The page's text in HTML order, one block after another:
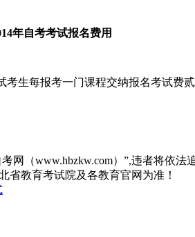
年自考考试报名费用
生每报考一门课程交纳报名考试费贰
网（www.hbzkw.com）”,违者将依法
省教育考试院及各教育官网为准！